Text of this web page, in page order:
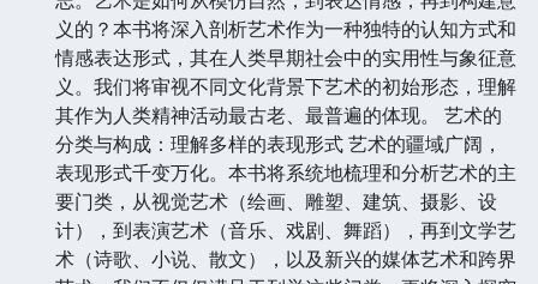
义的？本书将深入剖析艺术作为一种独特的认知方式和
情感表达形式，其在人类早期社会中的实用性与象征意
义。我们将审视不同文化背景下艺术的初始形态，理解
其作为人类精神活动最古老、最普遍的体现。 艺术的
分类与构成：理解多样的表现形式 艺术的疆域广阔，
表现形式千变万化。本书将系统地梳理和分析艺术的主
要门类，从视觉艺术（绘画、雕塑、建筑、摄影、设
计），到表演艺术（音乐、戏剧、舞蹈），再到文学艺
术（诗歌、小说、散文），以及新兴的媒体艺术和跨界